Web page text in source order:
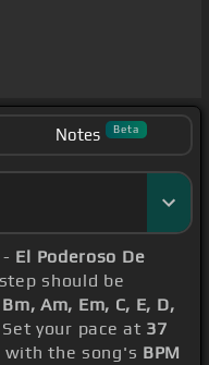
Notes Beta
El Poderoso De
should be
Am, Em, C, E, D,
your pace at 37
with the song's BPM